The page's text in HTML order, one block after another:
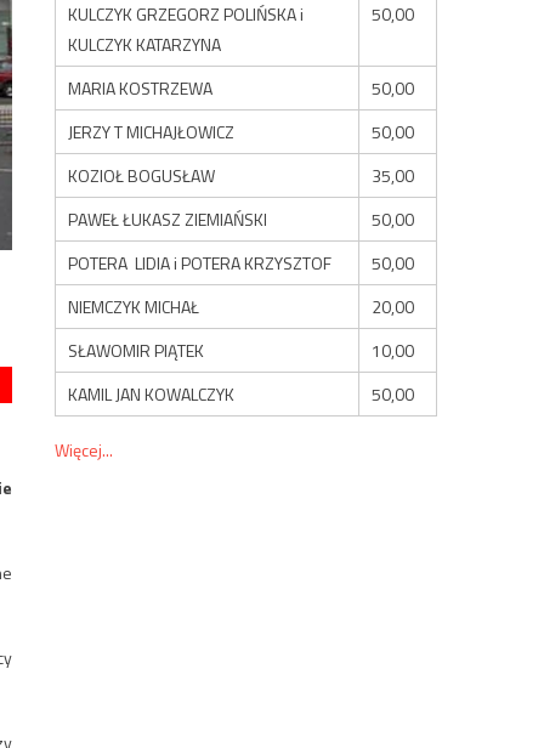
KULCZYK GRZEGORZ POLIŃSKA i
KULCZYK KATARZYNA
50,00
MARIA KOSTRZEWA
50,00
JERZY T MICHAJŁOWICZ
50,00
KOZIOŁ BOGUSŁAW
35,00
PAWEŁ ŁUKASZ ZIEMIAŃSKI
50,00
POTERA LIDIA i POTERA KRZYSZTOF
50,00
NIEMCZYK MICHAŁ
20,00
SŁAWOMIR PIĄTEK
10,00
KAMIL JAN KOWALCZYK
50,00
Więcej...